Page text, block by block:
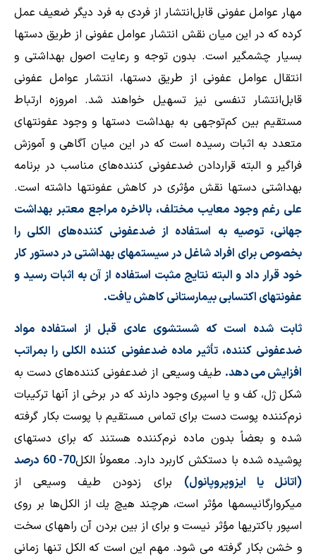
مهار عوامل عفونی قابل‌انتشار از فردی به فرد ديگر ضعيف عمل
كرده كه در اين ميان نقش انتشار عوامل عفونی از طريق دستها
بسيار چشمگير است. بدون توجه و رعايت اصول بهداشتی و
انتقال عوامل عفونی از طريق دستها، انتشار عوامل عفونی
قابل‌انتشار تنفسی نيز تسهيل خواهند شد. امروزه ارتباط
مستقيم بين كم‌توجهی به بهداشت دستها و وجود عفونتهای
متعدد به اثبات رسيده است كه در اين ميان آگاهی و آموزش
فراگير و البته قراردادن ضد‌عفونی كننده‌های مناسب در برنامه
بهداشتی دستها نقش مؤثری در كاهش عفونتها داشته است.
علی رغم وجود معايب مختلف، بالاخره مراجع معتبر بهداشت
جهانی، توصيه به استفاده از ضد‌عفونی كننده‌های الكلی را
بخصوص برای افراد شاغل در سيستمهای بهداشتی در دستور كار
خود قرار داد و البته نتايج مثبت استفاده از آن به اثبات رسيد و
عفونتهای اكتسابی بيمارستانی كاهش يافت.
ثابت شده است كه شستشوی عادی قبل از استفاده مواد
ضد‌عفونی كننده، تأثير ماده ضدعفونی كننده الكلی را بمراتب
افزايش می دهد. طيف وسيعی از ضد‌عفونی كننده‌های دست به
شكل ژل، كف و يا اسپری وجود دارند كه در برخی از آنها تركيبات
نرم‌كننده پوست دست برای تماس مستقيم با پوست بكار گرفته
شده و بعضاً بدون ماده نرم‌كننده هستند كه برای دستهای
پوشيده شده با دستكش كاربرد دارد. معمولاً الكل70- 60
درصد
(اتانل يا ايزوپروپانول)
برای زدودن طيف وسيعی از
ميكروارگانيسمها مؤثر است، هرچند هيچ يك از الكل‌ها بر روی
اسپور باكتريها مؤثر نيست و برای از بين بردن آن راههای سخت
و خشن بكار گرفته می شود. مهم اين است كه الكل تنها زمانی